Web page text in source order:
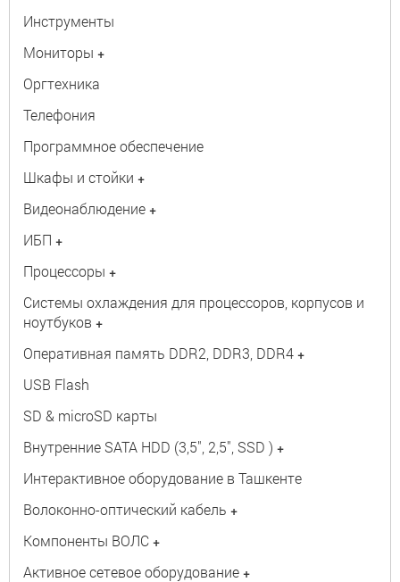
Инструменты
Мониторы +
Оргтехника
Телефония
Программное обеспечение
Шкафы и стойки +
Видеонаблюдение +
ИБП +
Процессоры +
Системы охлаждения для процессоров, корпусов и
ноутбуков +
Оперативная память DDR2, DDR3, DDR4 +
USB Flash
SD & microSD карты
Внутренние SATA HDD (3,5", 2,5", SSD ) +
Интерактивное оборудование в Ташкенте
Волоконно-оптический кабель +
Компоненты ВОЛС +
Активное сетевое оборудование +